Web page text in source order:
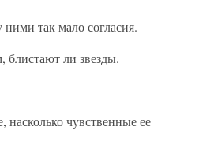
так мало согласия.
блистают ли звезды.
чувственные ее